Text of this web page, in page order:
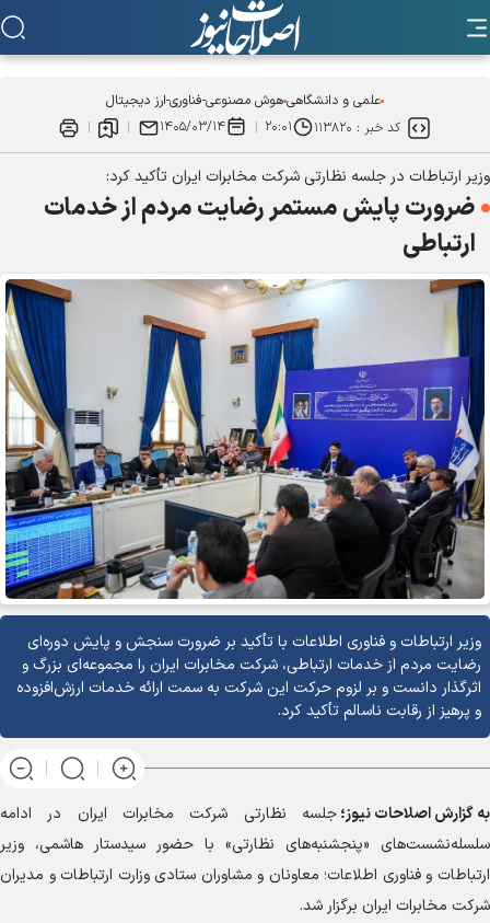
علمی و دانشگاهیهوش مصنوعی-فناوری-ارز دیجیتال
کد خبر : ۱۱۳۸۲۰ ۲۰:۰۱ ۱۴۰۵/۰۳/۱۴
وزیر ارتباطات در جلسه نظارتی شرکت مخابرات ایران تأکید کرد:
ضرورت پایش مستمر رضایت مردم از خدمات
ارتباطی
وزیر ارتباطات و فناوری اطلاعات با تأکید بر ضرورت سنجش و پایش دوره‌ای
رضایت مردم از خدمات ارتباطی، شرکت مخابرات ایران را مجموعه‌ای بزرگ و
اثرگذار دانست و بر لزوم حرکت این شرکت به سمت ارائه خدمات ارزش‌افزوده
و پرهیز از رقابت ناسالم تأکید کرد.
به گزارشاصلاحات نیوز؛جلسه نظارتی شرکت مخابرات ایران در ادامه
سلسله‌نشست‌های «پنجشنبه‌های نظارتی» با حضور سیدستار هاشمی، وزیر
ارتباطات و فناوری اطلاعات؛ معاونان و مشاوران ستادی وزارت ارتباطات و مدیران
شرکت مخابرات ایران برگزار شد.